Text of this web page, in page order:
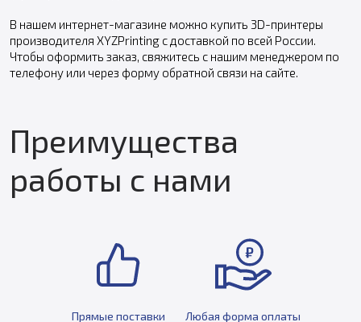
В нашем интернет-магазине можно купить 3D-принтеры
производителя XYZPrinting с доставкой по всей России.
Чтобы оформить заказ, свяжитесь с нашим менеджером по
телефону или через форму обратной связи на сайте.
Преимущества
работы с нами
Прямые поставки
Любая форма оплаты